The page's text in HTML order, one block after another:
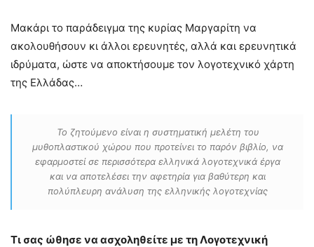
Μακάρι το παράδειγμα της κυρίας Μαργαρίτη να
ακολουθήσουν κι άλλοι ερευνητές, αλλά και ερευνητικά
ιδρύματα, ώστε να αποκτήσουμε τον λογοτεχνικό χάρτη
της Ελλάδας…
Το ζητούμενο είναι η συστηματική μελέτη του
μυθοπλαστικού χώρου που προτείνει το παρόν βιβλίο, να
εφαρμοστεί σε περισσότερα ελληνικά λογοτεχνικά έργα
και να αποτελέσει την αφετηρία για βαθύτερη και
πολύπλευρη ανάλυση της ελληνικής λογοτεχνίας
Τι σας ώθησε να ασχοληθείτε με τη Λογοτεχνική